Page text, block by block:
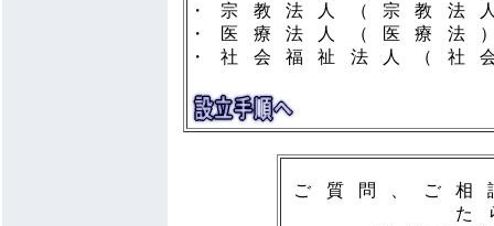
・宗教法人（宗教法
・医療法人（医療法
・社会福祉法人（
ご質問、ご
た